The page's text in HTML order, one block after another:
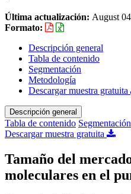
Última actualización: August
Formato:
Descripción general
Tabla de contenido
Segmentación
Metodología
Descargar muestra gratuita
Descripción general
Tabla de contenido Segmentación
Descargar muestra gratuita
Tamaño del
moleculares en el